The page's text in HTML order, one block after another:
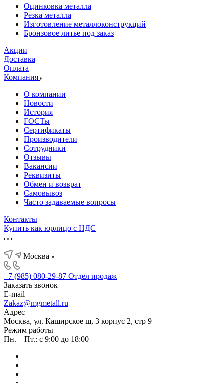
Оцинковка металла
Резка металла
Изготовление металлоконструкций
Бронзовое литье под заказ
Акции
Доставка
Оплата
Компания
О компании
Новости
История
ГОСТы
Сертификаты
Производители
Сотрудники
Отзывы
Вакансии
Реквизиты
Обмен и возврат
Самовывоз
Часто задаваемые вопросы
Контакты
Купить как юрлицо с НДС
Москва
+7 (985) 080-29-87 Отдел продаж
Заказать звонок
E-mail
Zakaz@mgmetall.ru
Адрес
Москва, ул. Каширское ш, 3 корпус 2, стр 9
Режим работы
Пн. – Пт.: с 9:00 до 18:00